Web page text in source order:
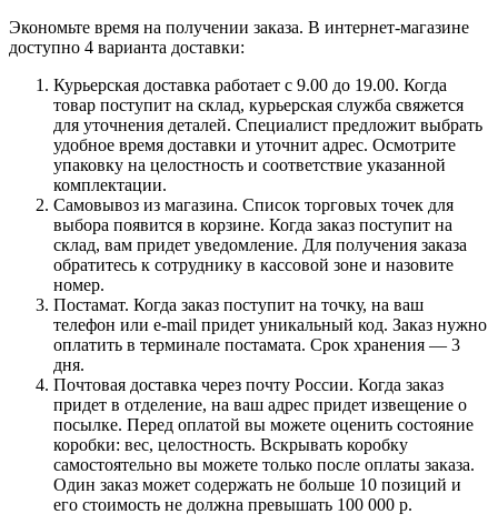
Экономьте время на получении заказа. В интернет-магазине
доступно 4 варианта доставки:
Курьерская доставка работает с 9.00 до 19.00. Когда
товар поступит на склад, курьерская служба свяжется
для уточнения деталей. Специалист предложит выбрать
удобное время доставки и уточнит адрес. Осмотрите
упаковку на целостность и соответствие указанной
комплектации.
Самовывоз из магазина. Список торговых точек для
выбора появится в корзине. Когда заказ поступит на
склад, вам придет уведомление. Для получения заказа
обратитесь к сотруднику в кассовой зоне и назовите
номер.
Постамат. Когда заказ поступит на точку, на ваш
телефон или e-mail придет уникальный код. Заказ нужно
оплатить в терминале постамата. Срок хранения — 3
дня.
Почтовая доставка через почту России. Когда заказ
придет в отделение, на ваш адрес придет извещение о
посылке. Перед оплатой вы можете оценить состояние
коробки: вес, целостность. Вскрывать коробку
самостоятельно вы можете только после оплаты заказа.
Один заказ может содержать не больше 10 позиций и
его стоимость не должна превышать 100 000 р.